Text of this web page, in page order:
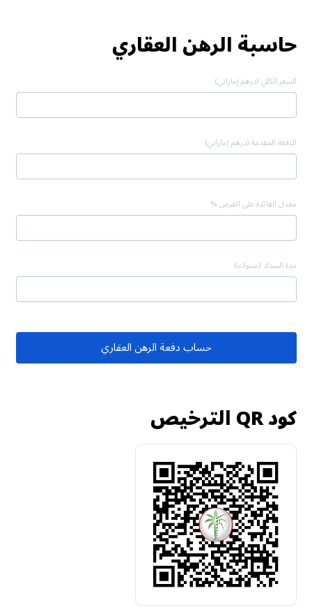
حاسبة الرهن العقاري
السعر الكلي (درهم إماراتي)
الدفعة المقدمة (درهم إماراتي)
معدل الفائدة على القرض %
مدة السداد (سنوات)
حساب دفعة الرهن العقاري
كود QR الترخيص